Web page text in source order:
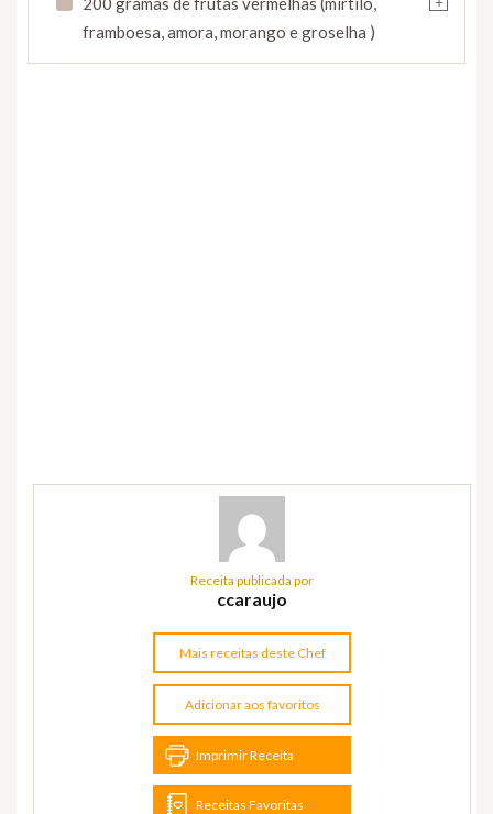
framboesa, amora, morango e groselha )
Receita publicada por
ccaraujo
Mais receitas deste Chef
Adicionar aos favoritos
Imprimir Receita
Receitas Favoritas